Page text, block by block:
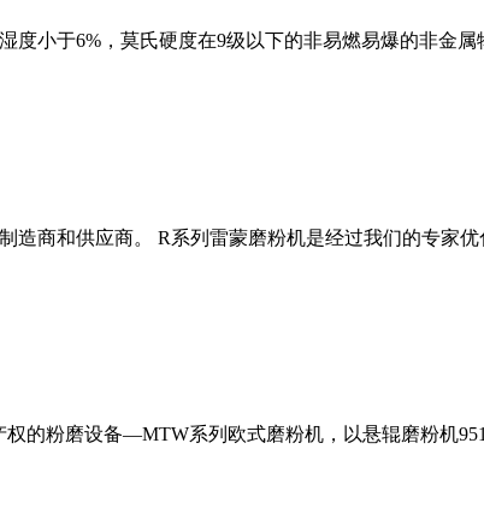
小于6%，莫氏硬度在9级以下的非易燃易爆的非金
商和供应商。 R系列雷蒙磨粉机是经过我们的专家
的粉磨设备—MTW系列欧式磨粉机，以悬辊磨粉机